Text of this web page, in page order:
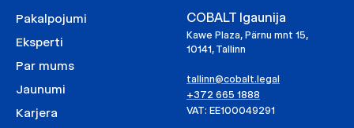
Pakalpojumi
Eksperti
Par mums
Jaunumi
Karjera
COBALT Igaunija
Kawe Plaza, Pärnu mnt 15,
10141, Tallinn
tallinn@cobalt.legal
+372 665 1888
VAT: EE100049291